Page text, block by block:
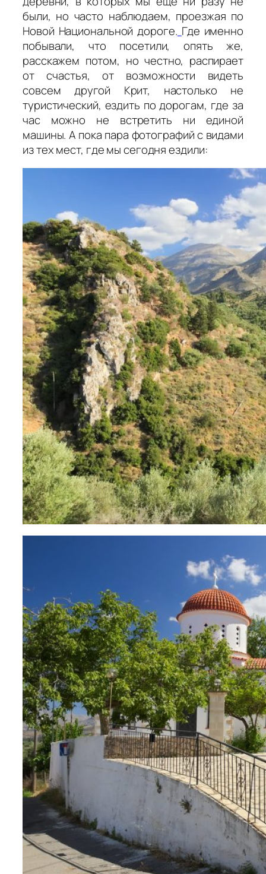
были, но часто наблюдаем, проезжая по
Новой Национальной дороге. Где именно
побывали, что посетили, опять же,
расскажем потом, но честно, распирает
от счастья, от возможности видеть
совсем другой Крит, настолько не
туристический, ездить по дорогам, где за
час можно не встретить ни единой
машины. А пока пара фотографий с видами
из тех мест, где мы сегодня ездили: